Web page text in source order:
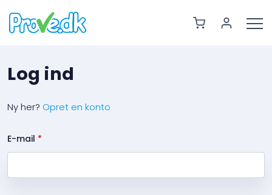
Log ind
Ny her? Opret en konto
E-mail *